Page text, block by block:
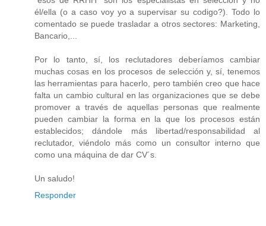
él/ella (o a caso voy yo a supervisar su codigo?). Todo lo
comentado se puede trasladar a otros sectores: Marketing,
Bancario,...
Por lo tanto, sí, los reclutadores deberíamos cambiar
muchas cosas en los procesos de selección y, sí, tenemos
las herramientas para hacerlo, pero también creo que hace
falta un cambio cultural en las organizaciones que se debe
promover a través de aquellas personas que realmente
pueden cambiar la forma en la que los procesos están
establecidos; dándole más libertad/responsabilidad al
reclutador, viéndolo más como un consultor interno que
como una máquina de dar CV´s.
Un saludo!
Responder